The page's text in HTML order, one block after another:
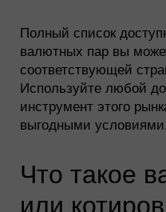
Полный список
валютных пар вы
соответствующей
Используйте любой
инструмент этого
выгодными условиями.
Что такое
или